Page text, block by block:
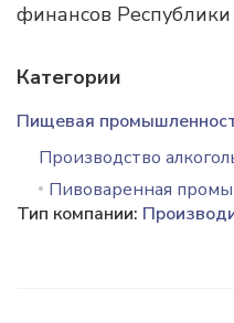
финансов Республики
Категории
Пищевая
Производство
Пивоваренная
Тип компании: